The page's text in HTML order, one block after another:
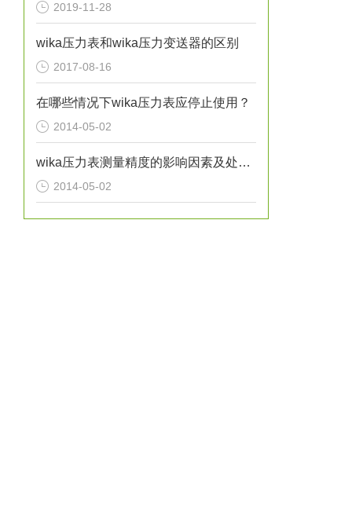
2019-11-28
wika压力表和wika压力变送器的区别
2017-08-16
在哪些情况下wika压力表应停止使用？
2014-05-02
wika压力表测量精度的影响因素及处理方法分析
2014-05-02